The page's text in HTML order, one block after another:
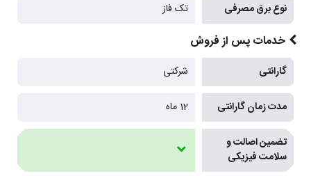
نوع برق مصرفی تک فاز
خدمات پس از فروش
گارانتی شرکتی
مدت زمان گارانتی 12 ماه
تضمین اصالت و
سلامت فیزیکی